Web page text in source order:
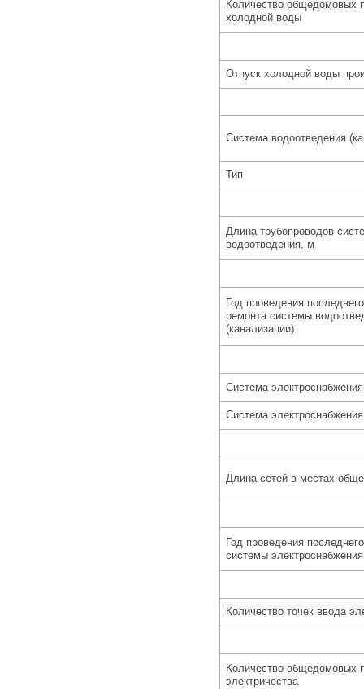
Количество общедомовых
холодной воды
Отпуск холодной воды
Система водоотведения
Тип
Длина трубопроводов
водоотведения, м
Год проведения
ремонта системы
(канализации)
Система электроснабжения
Система электроснабжения
Длина сетей в местах
Год проведения
системы электроснабжения
Количество точек ввода
Количество общедомовых
электричества